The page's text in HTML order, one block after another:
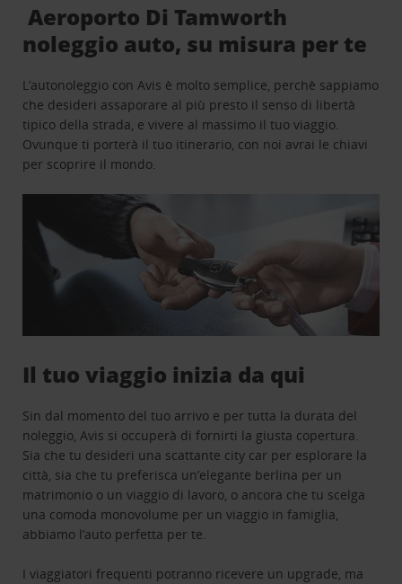
Aeroporto Di Tamworth
noleggio auto, su misura per te
L’autonoleggio con Avis è molto semplice, perchè sappiamo
che desideri assaporare al più presto il senso di libertà
tipico della strada, e vivere al massimo il tuo viaggio.
Ovunque ti porterà il tuo itinerario, con noi avrai le chiavi
per scoprire il mondo.
Il tuo viaggio inizia da qui
Sin dal momento del tuo arrivo e per tutta la durata del
noleggio, Avis si occuperà di fornirti la giusta copertura.
Sia che tu desideri una scattante city car per esplorare la
città, sia che tu preferisca un’elegante berlina per un
matrimonio o un viaggio di lavoro, o ancora che tu scelga
una comoda monovolume per un viaggio in famiglia,
abbiamo l’auto perfetta per te.
I viaggiatori frequenti potranno ricevere un upgrade, ma